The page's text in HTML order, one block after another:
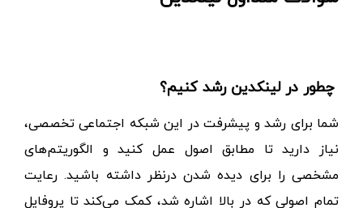
چطور در لینکدین رشد کنیم؟
شما برای رشد و پیشرفت در این شبکه اجتماعی تخصصی،
نیاز دارید تا مطابق اصول عمل کنید و الگوریتم‌های